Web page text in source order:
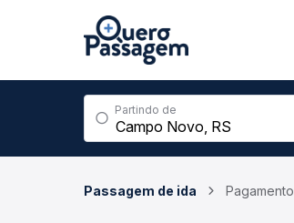
Partindo de
Passagem de ida Pagamento